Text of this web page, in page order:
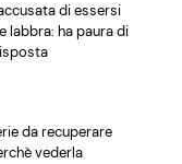
di essersi
labbra: ha paura di
da recuperare
vederla